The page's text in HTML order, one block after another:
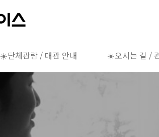
☀️단체관람 / 대관 안내 ☀️오시는 길 /